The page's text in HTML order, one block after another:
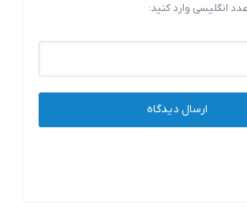
انگلیسی وارد کنید: